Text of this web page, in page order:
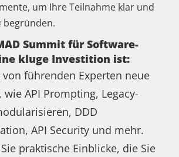
um Ihre Teilnahme klar und
begründen.
Summit für Software-
kluge Investition ist:
von führenden Experten neue
API Prompting, Legacy-
DDD
API Security und mehr.
praktische Einblicke, die Sie